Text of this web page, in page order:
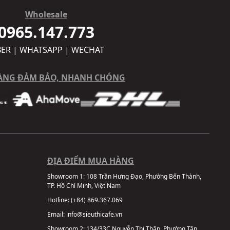
Wholesale
| WHATSAPP | WECHAT
ĐẢM BẢO, NHANH CHÓNG
ĐỊA ĐIỂM MUA HÀNG
Showroom 1: 108 Trần Hưng Đạo, Phường Bến Thành,
TP. Hồ Chí Minh, Việt Nam
Hotline:(+84) 869.367.069
Email: info@sieuthicafe.vn